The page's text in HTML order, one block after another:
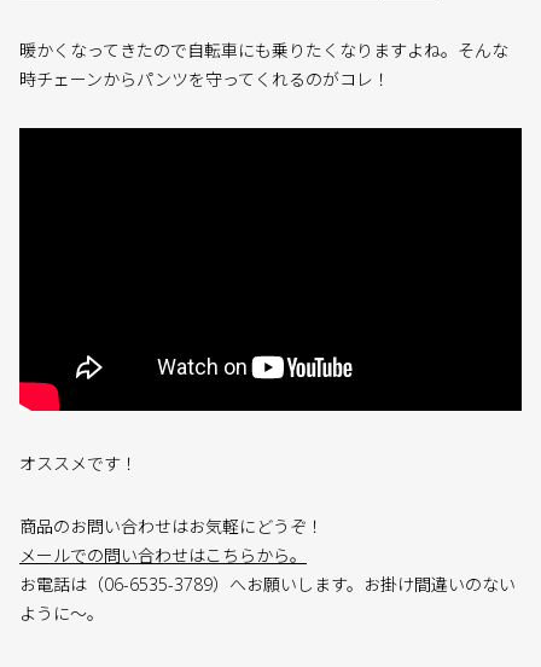
暖かくなってきたので自転車にも乗りたくなりますよね。そんな
時チェーンからパンツを守ってくれるのがコレ！
オススメです！
商品のお問い合わせはお気軽にどうぞ！
メールでの問い合わせはこちらから。
お電話は（06-6535-3789）へお願いします。お掛け間違いのない
ように〜。